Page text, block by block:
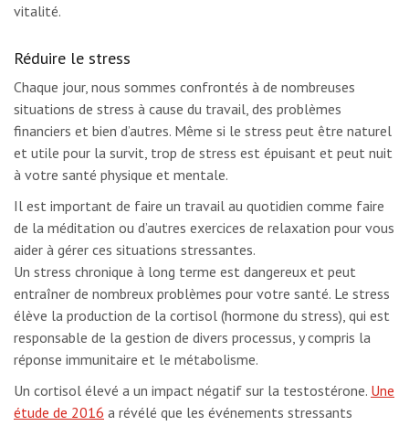
vitalité.
Réduire le stress
Chaque jour, nous sommes confrontés à de nombreuses
situations de stress à cause du travail, des problèmes
financiers et bien d’autres. Même si le stress peut être naturel
et utile pour la survit, trop de stress est épuisant et peut nuit
à votre santé physique et mentale.
Il est important de faire un travail au quotidien comme faire
de la méditation ou d’autres exercices de relaxation pour vous
aider à gérer ces situations stressantes.
Un stress chronique à long terme est dangereux et peut
entraîner de nombreux problèmes pour votre santé. Le stress
élève la production de la cortisol (hormone du stress), qui est
responsable de la gestion de divers processus, y compris la
réponse immunitaire et le métabolisme.
Un cortisol élevé a un impact négatif sur la testostérone. Une
étude de 2016 a révélé que les événements stressants